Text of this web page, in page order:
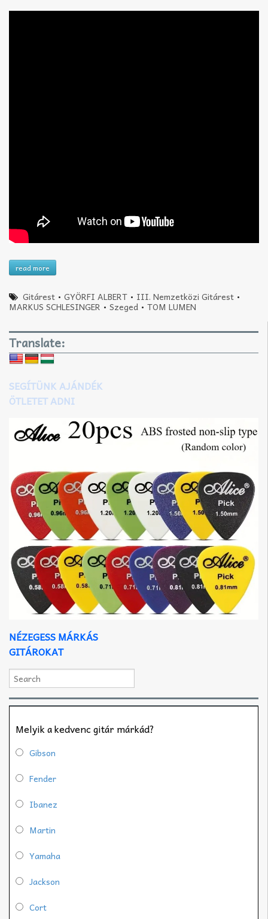
read more
Gitárest •GYÖRFI ALBERT • III. Nemzetközi Gitárest •
MARKUS SCHLESINGER • Szeged • TOM LUMEN
Translate:
SEGÍTÜNK AJÁNDÉK
ÖTLETET ADNI
NÉZEGESS MÁRKÁS
GITÁROKAT
Melyik a kedvenc gitár márkád?
Gibson
Fender
Ibanez
Martin
Yamaha
Jackson
Cort